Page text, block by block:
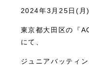
2024年3月25日(月
東京都大田区の『
にて、
ジュニアバッティ